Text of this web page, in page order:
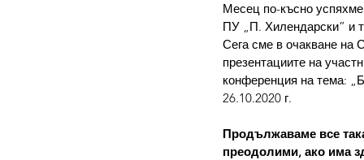
Месец по-късно
ПУ „П. Хилендарски” и
Сега сме в очакване на
презентациите на
конференция на тема:
26.10.2020 г.
Продължаваме все
преодолими, ако има